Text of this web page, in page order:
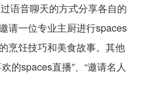
语音聊天的方式分享各自的
请一位专业主厨进行spaces
烹饪技巧和美食故事。其他
的spaces直播”、“邀请名人